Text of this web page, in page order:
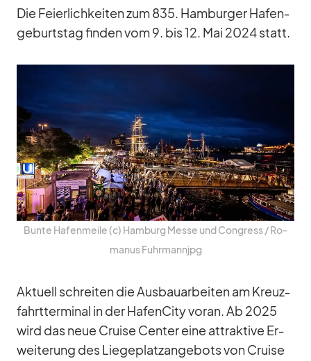
Die Fei­er­lich­kei­ten zum 835. Ham­bur­ger Ha­fen­
ge­burts­tag fin­den vom 9. bis 12. Mai 2024 statt.
Bunte Ha­fen­meile (c) Ham­burg Messe und Con­gress /​ Ro­
ma­nus Fuhr­mann­jpg
Ak­tu­ell schrei­ten die Aus­bau­ar­bei­ten am Kreuz­
fahrt­ter­mi­nal in der Ha­fen­City voran. Ab 2025
wird das neue Cruise Cen­ter eine at­trak­tive Er­
wei­te­rung des Lie­ge­platz­an­ge­bots von Cruise